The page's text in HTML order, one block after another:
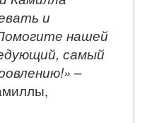
и
нашей
самый
–